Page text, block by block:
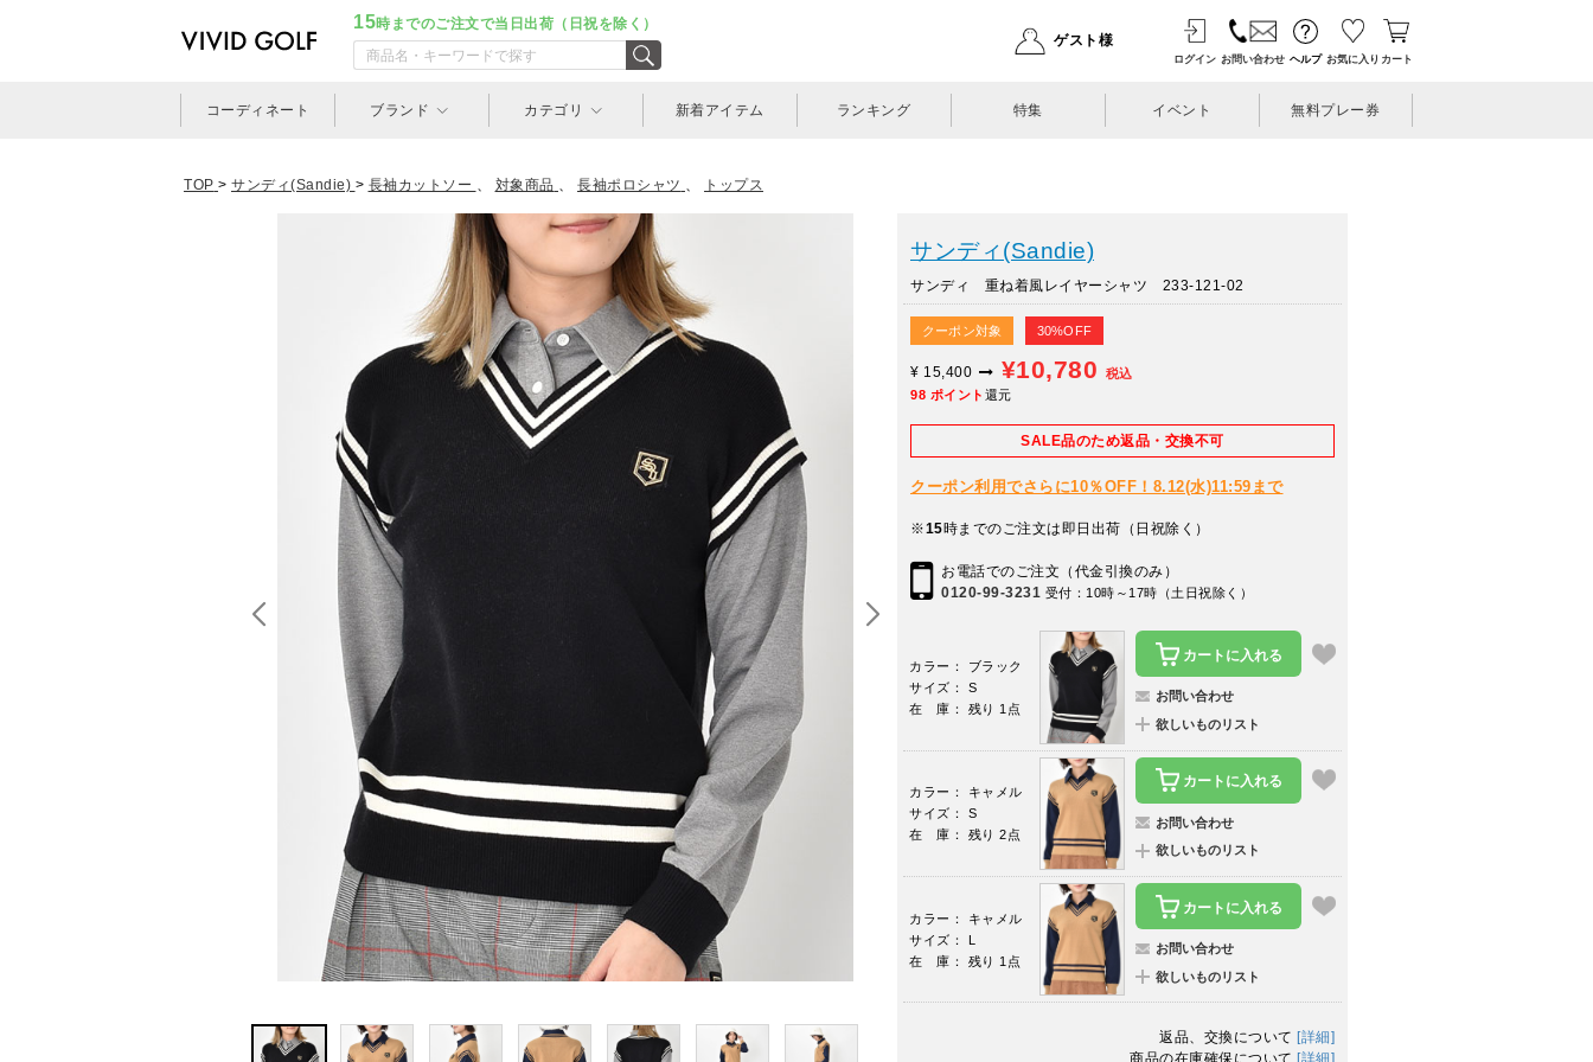
15時までのご注文で当日出荷（日祝を除く）
ゲスト様
ログイン お問い合わせ ヘルプ お気に入り カート
コーディネート ブランド カテゴリ 新着アイテム ランキング 特集 イベント 無料プレー券
TOP > サンディ(Sandie) > 長袖カットソー 、 対象商品 、 長袖ポロシャツ 、 トップス
サンディ(Sandie)
サンディ 重ね着風レイヤーシャツ 233-121-02
クーポン対象 30%OFF
¥ 15,400 ¥10,780
税込
98 ポイント 還元
SALE品のため返品・交換不可
クーポン利用でさらに10％OFF！8.12(水)11:59まで
※15時までのご注文は即日出荷（日祝除く）
お電話でのご注文（代金引換のみ）
0120-99-3231 受付：10時～17時（土日祝除く）
カラー： ブラック
サイズ： S
在 庫： 残り 1点
カートに入れる
お問い合わせ
欲しいものリスト
カラー： キャメル
サイズ： S
在 庫： 残り 2点
カートに入れる
お問い合わせ
欲しいものリスト
カラー： キャメル
サイズ： L
在 庫： 残り 1点
カートに入れる
お問い合わせ
欲しいものリスト
返品、交換について [詳細]